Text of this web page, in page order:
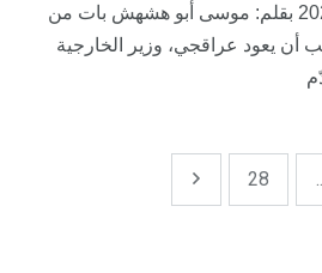
مدار: 19 شباط/ فبراير 2026 بقلم: موسى أبو هشهش بات من
أن يعود عراقجي، وزير الخارجية
28